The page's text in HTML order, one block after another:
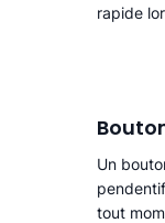
rapide
Un
tout